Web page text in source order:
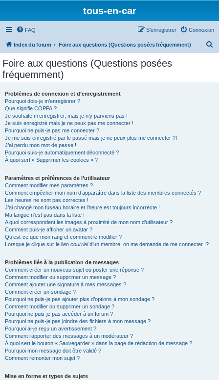
tous-en-car
FAQ Connexion
S’enregistrer
Index du forum Foire aux questions (Questions posées fréquemment)
Foire aux questions (Questions posées
fréquemment)
Problèmes de connexion et d’enregistrement
Pourquoi dois-je m’enregistrer ?
Que signifie COPPA ?
Je souhaite m’enregistrer, mais je n’y parviens pas !
Je suis enregistré mais je ne peux pas me connecter !
Pourquoi ne puis-je pas me connecter ?
Je me suis enregistré par le passé mais je ne peux plus me connecter ?!
J’ai perdu mon mot de passe !
Pourquoi suis-je automatiquement déconnecté ?
À quoi sert « Supprimer les cookies » ?
Paramètres et préférences de l’utilisateur
Comment modifier mes paramètres ?
Comment empêcher mon nom d’apparaître dans la liste des membres connectés ?
Les heures ne sont pas correctes !
J’ai changé mon fuseau horaire et l’heure est toujours incorrecte !
Ma langue n’est pas dans la liste !
A quoi correspondent les images à proximité de mon nom d’utilisateur ?
Comment puis-je afficher un avatar ?
Qu’est-ce que mon rang et comment le modifier ?
Lorsque je clique sur le lien courrield’un membre, on me demande de me connecter !?
Problèmes liés à la publication de messages
Comment créer un nouveau sujet ou poster une réponse ?
Comment modifier ou supprimer un message ?
Comment ajouter une signature à mes messages ?
Comment créer un sondage ?
Pourquoi ne puis-je pas ajouter plus d’options à mon sondage ?
Comment modifier ou supprimer un sondage ?
Pourquoi ne puis-je pas accéder à un forum ?
Pourquoi ne puis-je pas joindre des fichiers à mon message ?
Pourquoi ai-je reçu un avertissement ?
Comment rapporter des messages à un modérateur ?
À quoi sert le bouton « Sauvegarder » dans la page de rédaction de message ?
Pourquoi mon message doit être validé ?
Comment remonter mon sujet ?
Mise en forme et types de sujets